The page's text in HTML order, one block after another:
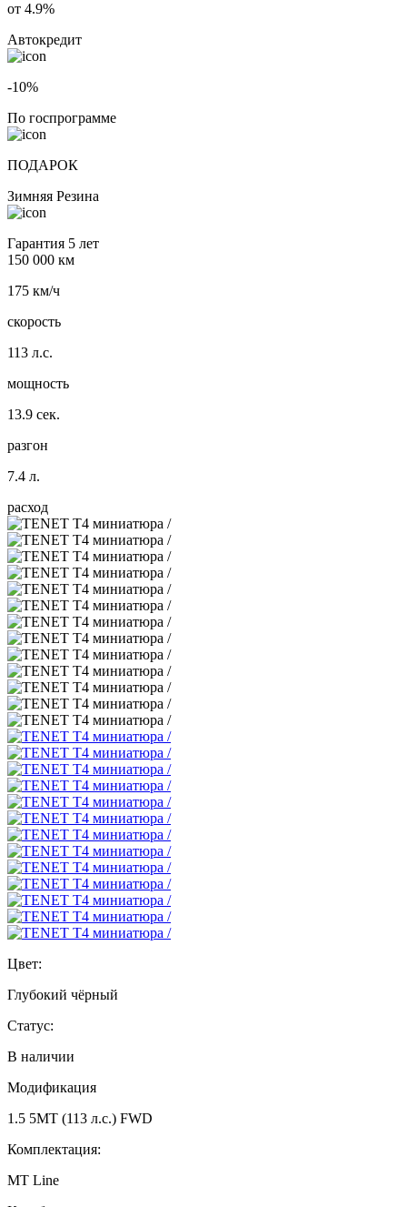
от 4.9%
Автокредит
-10%
По госпрограмме
ПОДАРОК
Зимняя Резина
Гарантия 5 лет
150 000 км
175 км/ч
скорость
113 л.с.
мощность
13.9 сек.
разгон
7.4 л.
расход
Цвет:
Глубокий чёрный
Статус:
В наличии
Модификация
1.5 5MT (113 л.с.) FWD
Комплектация:
MT Line